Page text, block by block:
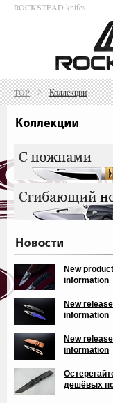
ROCKSTEAD knifes
TOP Коллекции
New
information
New release
information
New release
information
дешёвых